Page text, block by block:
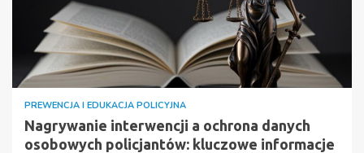
PREWENCJA I EDUKACJA POLICYJNA
Nagrywanie interwencji a ochrona danych
osobowych policjantów: kluczowe informacje